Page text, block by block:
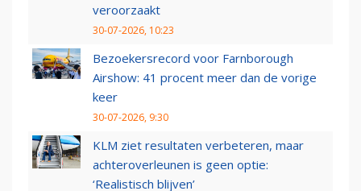
veroorzaakt
30-07-2026, 10:23
Bezoekersrecord voor Farnborough
Airshow: 41 procent meer dan de vorige
keer
30-07-2026, 9:30
KLM ziet resultaten verbeteren, maar
achteroverleunen is geen optie:
‘Realistisch blijven’